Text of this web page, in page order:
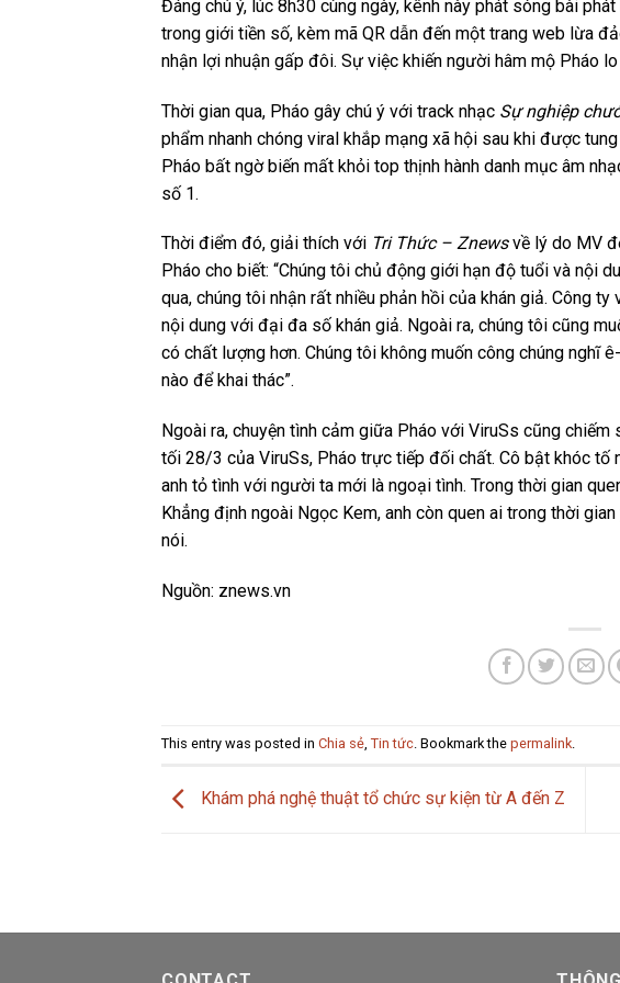
Đáng chú ý, lúc 8h30 cùng ngày, kênh này phát sóng bài
trong giới tiền số, kèm mã QR dẫn đến một trang web lừa
nhận lợi nhuận gấp đôi. Sự việc khiến người hâm mộ Pháo
Thời gian qua, Pháo gây chú ý với track nhạc Sự nghiệp
phẩm nhanh chóng viral khắp mạng xã hội sau khi được
Pháo bất ngờ biến mất khỏi top thịnh hành danh mục âm
số 1.
Thời điểm đó, giải thích với Tri Thức – Znewsvề lý do MV
Pháo cho biết: “Chúng tôi chủ động giới hạn độ tuổi và nội
qua, chúng tôi nhận rất nhiều phản hồi của khán giả. Công
nội dung với đại đa số khán giả. Ngoài ra, chúng tôi cũng
có chất lượng hơn. Chúng tôi không muốn công chúng nghĩ
nào để khai thác”.
Ngoài ra, chuyện tình cảm giữa Pháo với ViruSs cũng
tối 28/3 của ViruSs, Pháo trực tiếp đối chất. Cô bật khóc tố
anh tỏ tình với người ta mới là ngoại tình. Trong thời gian
Khẳng định ngoài Ngọc Kem, anh còn quen ai trong thời
nói.
Nguồn: znews.vn
This entry was posted in Chia sẻ, Tin tức. Bookmark the permalink.
Khám phá nghệ thuật tổ chức sự kiện từ A đến Z